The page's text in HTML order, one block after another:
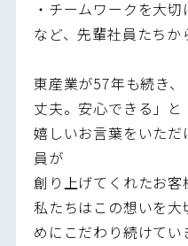
・チームワークを大
など、先輩社員たちか
東産業が57年も続き
丈夫。安心できる」と
嬉しいお言葉をいた
員が
創り上げてくれたお客
私たちはこの想いを
めにこだわり続けてい